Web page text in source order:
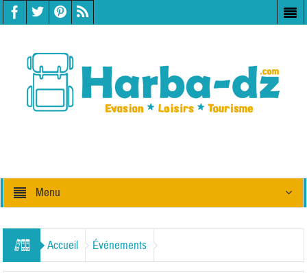
Menu
Accueil Événements